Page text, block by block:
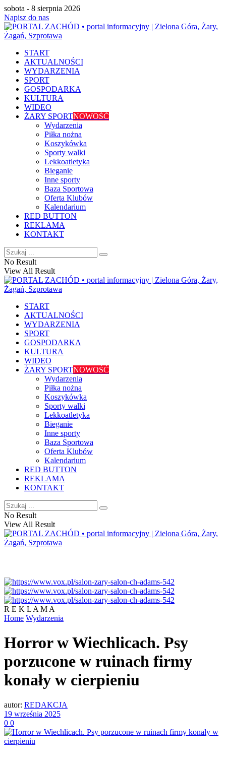
sobota - 8 sierpnia 2026
Napisz do nas
START
AKTUALNOŚCI
WYDARZENIA
SPORT
GOSPODARKA
KULTURA
WIDEO
ŻARY SPORTNOWOŚĆ
Wydarzenia
Piłka nożna
Koszykówka
Sporty walki
Lekkoatletyka
Bieganie
Inne sporty
Baza Sportowa
Oferta Klubów
Kalendarium
RED BUTTON
REKLAMA
KONTAKT
No Result
View All Result
START
AKTUALNOŚCI
WYDARZENIA
SPORT
GOSPODARKA
KULTURA
WIDEO
ŻARY SPORTNOWOŚĆ
Wydarzenia
Piłka nożna
Koszykówka
Sporty walki
Lekkoatletyka
Bieganie
Inne sporty
Baza Sportowa
Oferta Klubów
Kalendarium
RED BUTTON
REKLAMA
KONTAKT
No Result
View All Result
R E K L A M A
Home Wydarzenia
Horror w Wiechlicach. Psy
porzucone w ruinach firmy
konały w cierpieniu
autor: REDAKCJA
19 września 2025
0 0